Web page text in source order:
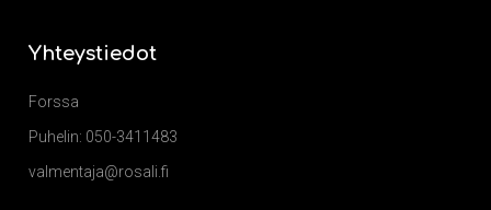
Yhteystiedot
Forssa
Puhelin: 050-3411483
valmentaja@rosali.fi